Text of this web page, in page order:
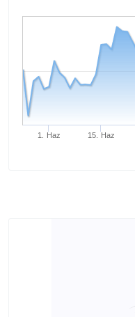
1. Haz 15. Haz